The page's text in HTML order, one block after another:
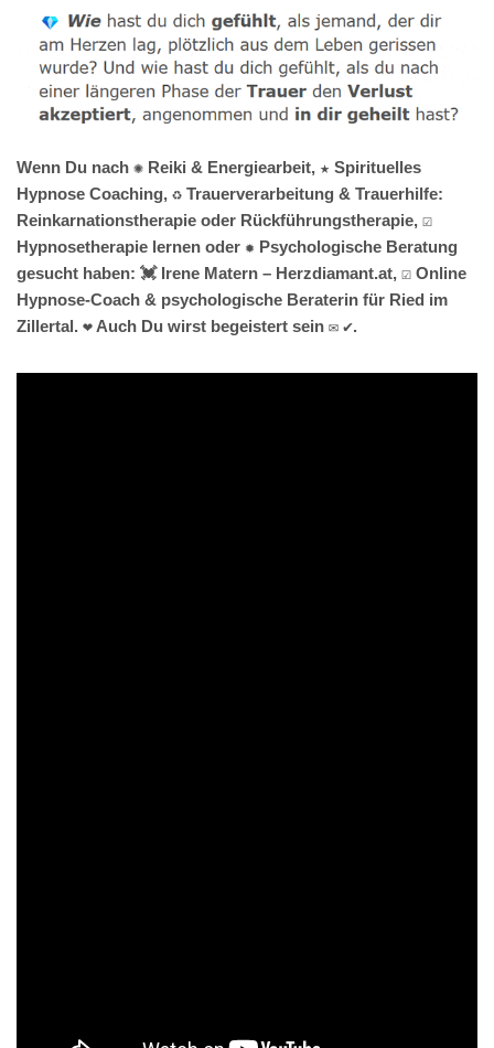
Wenn Du nach ✺ Reiki & Energiearbeit, ★ Spirituelles
Hypnose Coaching, ♻ Trauerverarbeitung & Trauerhilfe:
Reinkarnationstherapie oder Rückführungstherapie, ☑️
Hypnosetherapie lernen oder ✹ Psychologische Beratung
gesucht haben: 💓️ Irene Matern – Herzdiamant.at, ☑️ Online
Hypnose-Coach & psychologische Beraterin für Ried im
Zillertal. ❤ Auch Du wirst begeistert sein ✉ ✔.